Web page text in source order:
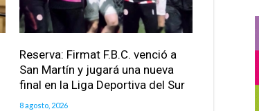
Reserva: Firmat F.B.C. venció a
San Martín y jugará una nueva
final en la Liga Deportiva del Sur
8 agosto, 2026